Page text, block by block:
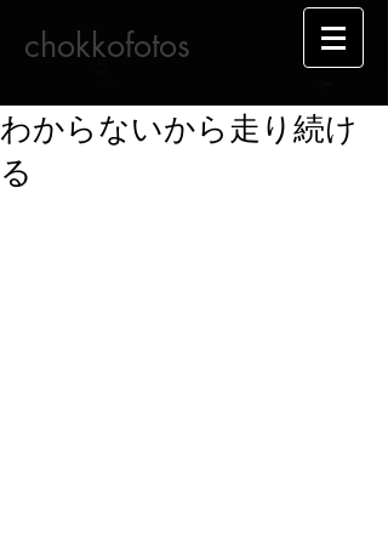
chokkofotos
わからないから走り続け
る